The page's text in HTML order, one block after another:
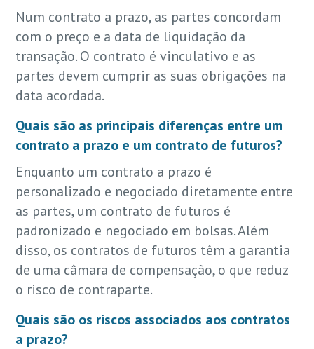
Num contrato a prazo, as partes concordam
com o preço e a data de liquidação da
transação. O contrato é vinculativo e as
partes devem cumprir as suas obrigações na
data acordada.
Quais são as principais diferenças entre um
contrato a prazo e um contrato de futuros?
Enquanto um contrato a prazo é
personalizado e negociado diretamente entre
as partes, um contrato de futuros é
padronizado e negociado em bolsas. Além
disso, os contratos de futuros têm a garantia
de uma câmara de compensação, o que reduz
o risco de contraparte.
Quais são os riscos associados aos contratos
a prazo?